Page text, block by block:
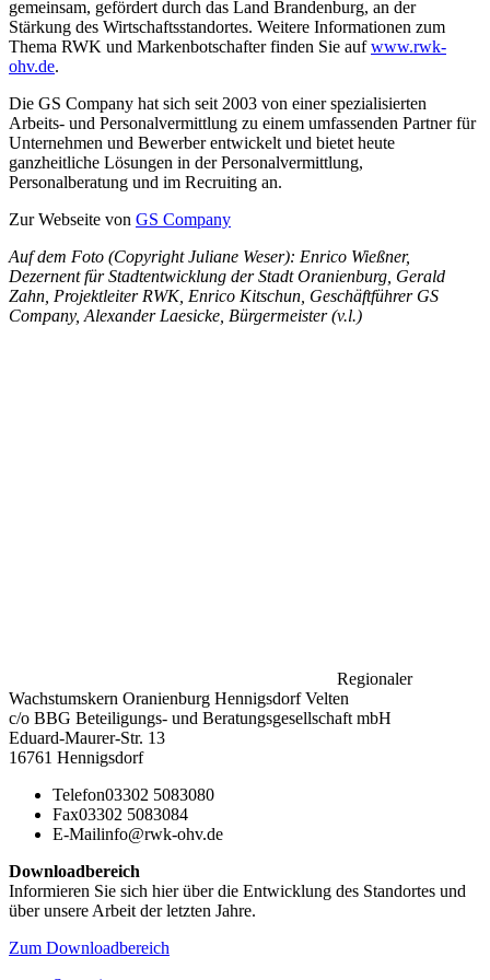
gemeinsam, gefördert durch das Land Brandenburg, an der
Stärkung des Wirtschaftsstandortes. Weitere Informationen zum
Thema RWK und Markenbotschafter finden Sie aufwww.rwk-
ohv.de.
Die GS Company hat sich seit 2003 von einer spezialisierten
Arbeits- und Personalvermittlung zu einem umfassenden Partner für
Unternehmen und Bewerber entwickelt und bietet heute
ganzheitliche Lösungen in der Personalvermittlung,
Personalberatung und im Recruiting an.
Zur Webseite von GS Company
Auf dem Foto (Copyright Juliane Weser): Enrico Wießner,
Dezernent für Stadtentwicklung der Stadt Oranienburg, Gerald
Zahn, Projektleiter RWK, Enrico Kitschun, Geschäftführer GS
Company, Alexander Laesicke, Bürgermeister (v.l.)
Regionaler
Wachstumskern Oranienburg Hennigsdorf Velten
c/o BBG Beteiligungs- und Beratungsgesellschaft mbH
Eduard-Maurer-Str. 13
16761 Hennigsdorf
Telefon03302 5083080
Fax03302 5083084
E-Mailinfo@rwk-ohv.de
Downloadbereich
Informieren Sie sich hier über die Entwicklung des Standortes und
über unsere Arbeit der letzten Jahre.
Zum Downloadbereich